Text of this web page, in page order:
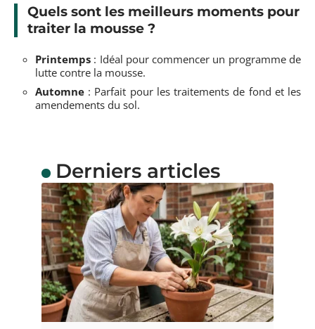
Quels sont les meilleurs moments pour
traiter la mousse ?
Printemps : Idéal pour commencer un programme de
lutte contre la mousse.
Automne : Parfait pour les traitements de fond et les
amendements du sol.
Derniers articles